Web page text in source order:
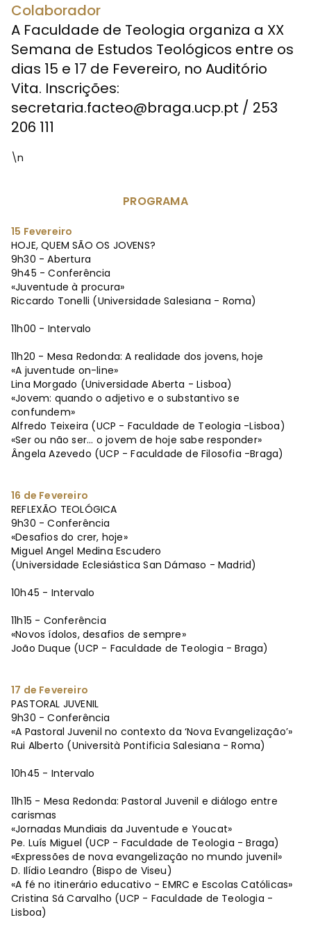
Colaborador
A Faculdade de Teologia organiza a XX
Semana de Estudos Teológicos entre os
dias 15 e 17 de Fevereiro, no Auditório
Vita. Inscrições:
secretaria.facteo@braga.ucp.pt / 253
206 111
\n
PROGRAMA
15 Fevereiro
HOJE, QUEM SÃO OS JOVENS?
9h30 - Abertura
9h45 - Conferência
«Juventude à procura»
Riccardo Tonelli (Universidade Salesiana - Roma)
11h00 - Intervalo
11h20 - Mesa Redonda: A realidade dos jovens, hoje
«A juventude on-line»
Lina Morgado (Universidade Aberta - Lisboa)
«Jovem: quando o adjetivo e o substantivo se
confundem»
Alfredo Teixeira (UCP - Faculdade de Teologia -Lisboa)
«Ser ou não ser... o jovem de hoje sabe responder»
Ângela Azevedo (UCP - Faculdade de Filosofia -Braga)
16 de Fevereiro
REFLEXÃO TEOLÓGICA
9h30 - Conferência
«Desafios do crer, hoje»
Miguel Angel Medina Escudero
(Universidade Eclesiástica San Dámaso - Madrid)
10h45 - Intervalo
11h15 - Conferência
«Novos ídolos, desafios de sempre»
João Duque (UCP - Faculdade de Teologia - Braga)
17 de Fevereiro
PASTORAL JUVENIL
9h30 - Conferência
«A Pastoral Juvenil no contexto da ‘Nova Evangelização’»
Rui Alberto (Università Pontificia Salesiana - Roma)
10h45 - Intervalo
11h15 - Mesa Redonda: Pastoral Juvenil e diálogo entre
carismas
«Jornadas Mundiais da Juventude e Youcat»
Pe. Luís Miguel (UCP - Faculdade de Teologia - Braga)
«Expressões de nova evangelização no mundo juvenil»
D. Ilídio Leandro (Bispo de Viseu)
«A fé no itinerário educativo - EMRC e Escolas Católicas»
Cristina Sá Carvalho (UCP - Faculdade de Teologia -
Lisboa)